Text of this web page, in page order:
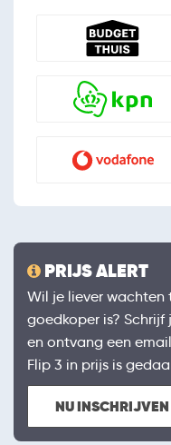
PRIJS ALERT
Wil je liever wachten
goedkoper is? Schrijf
en ontvang een
Flip 3 in prijs is
NU INSCHRIJVEN